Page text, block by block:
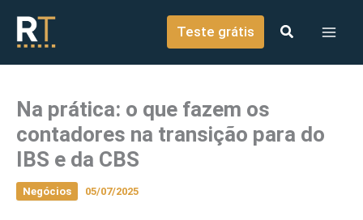
conteúdo
Teste grátis
Na prática: o que fazem os
contadores na transição para do
IBS e da CBS
Negócios 05/07/2025